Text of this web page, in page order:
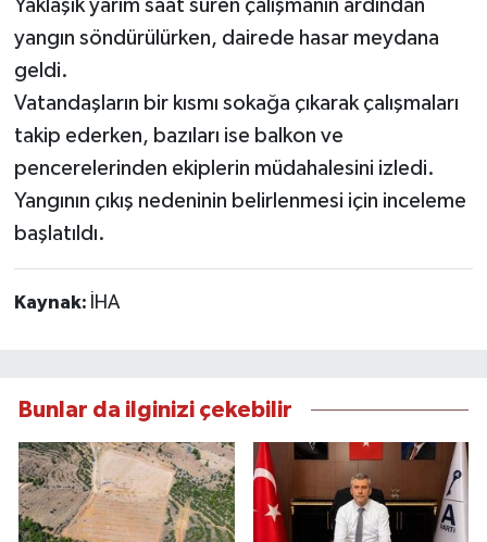
Yaklaşık yarım saat süren çalışmanın ardından
yangın söndürülürken, dairede hasar meydana
geldi.
Vatandaşların bir kısmı sokağa çıkarak çalışmaları
takip ederken, bazıları ise balkon ve
pencerelerinden ekiplerin müdahalesini izledi.
Yangının çıkış nedeninin belirlenmesi için inceleme
başlatıldı.
Kaynak: İHA
Bunlar da ilginizi çekebilir